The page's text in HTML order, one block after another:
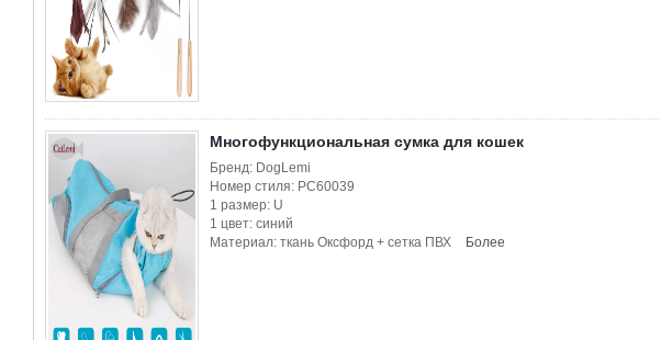
Многофункциональная сумка для кошек
Бренд: DogLemi
Номер стиля: PC60039
1 размер: U
1 цвет: синий
Материал: ткань Оксфорд + сетка ПВХ
Более